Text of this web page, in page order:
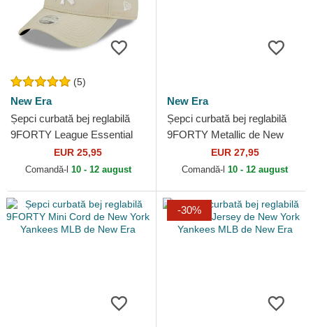
(5)
New Era
Șepci curbată bej reglabilă
9FORTY League Essential
de New York Yankees MLB
de New Era
EUR 25,95
Comandă-l 10 - 12 august
New Era
Șepci curbată bej reglabilă
9FORTY Metallic de New
York Yankees MLB de New
Era
EUR 27,95
Comandă-l 10 - 12 august
-30%